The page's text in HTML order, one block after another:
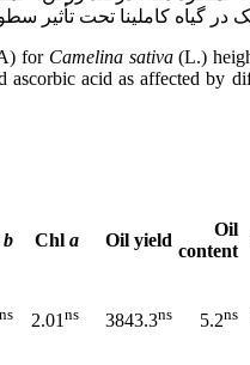
for Camelina sativa(L.)
ascorbic acid as affected by
Oil
content
Oil yield
Chl a
b
5.2ns
3843.3ns
2.01 ns
ns